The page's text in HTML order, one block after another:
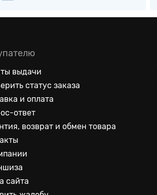
выдачи
статус заказа
и оплата
ответ
возврат и обмен товара
сайта